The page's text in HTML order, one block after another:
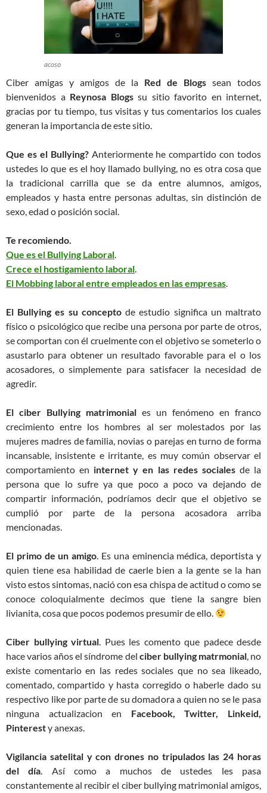
acoso
Ciber amigas y amigos de la Red de Blogs sean todos
bienvenidos a Reynosa Blogssu sitio favorito en internet,
gracias por tu tiempo, tus visitas y tus comentarios los cuales
generan la importancia de este sitio.
Que es el Bullying?Anteriormente he compartido con todos
ustedes lo que es el hoy llamado bullying, no es otra cosa que
la tradicional carrilla que se da entre alumnos, amigos,
empleados y hasta entre personas adultas, sin distinción de
sexo, edad o posición social.
Te recomiendo.
Que es el Bullying Laboral.
Crece el hostigamiento laboral.
El Mobbing laboral entre empleados en las empresas.
El Bullying es su conceptode estudio significa un maltrato
físico o psicológico que recibe una persona por parte de otros,
se comportan con él cruelmente con el objetivo se someterlo o
asustarlo para obtener un resultado favorable para el o los
acosadores, o simplemente para satisfacer la necesidad de
agredir.
El ciber Bullying matrimonial es un fenómeno en franco
crecimiento entre los hombres al ser molestados por las
mujeres madres de familia, novias o parejas en turno de forma
incansable, insistente e irritante, es muy común observar el
comportamiento en internet y en las redes socialesde la
persona que lo sufre ya que poco a poco va dejando de
compartir información, podríamos decir que el objetivo se
cumplió por parte de la persona acosadora arriba
mencionadas.
El primo de un amigo. Es una eminencia médica, deportista y
quien tiene esa habilidad de caerle bien a la gente se la han
visto estos sintomas, nació con esa chispa de actitud o como se
conoce coloquialmente decimos que tiene la sangre bien
livianita, cosa que pocos podemos presumir de ello.
Ciber bullying virtual. Pues les comento que padece desde
hace varios años el síndrome del ciber bullying matrmonial, no
existe comentario en las redes sociales que no sea likeado,
comentado, compartido y hasta corregido o haberle dado su
respectivo like por parte de su domadora a quien no se le pasa
ninguna actualizacion en Facebook, Twitter, Linkeid,
Pinteresty anexas.
Vigilancia satelital y con drones no tripulados las 24 horas
deldía. Así como a muchos de ustedes les pasa
constantemente al recibir el ciber bullying matrimonial amigos,